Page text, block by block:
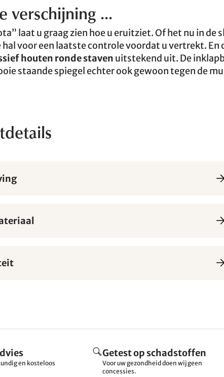
verschijning ...
laat u graag zien hoe u eruitziet. Of het nu in de
hal voor een laatste controle voordat u vertrekt. En
houten ronde staven uitstekend uit. De
staande spiegel echter ook gewoon tegen de
en kosteloos
Getest op schadstoffen
Voor uw gezondheid doen wij geen
concessies.